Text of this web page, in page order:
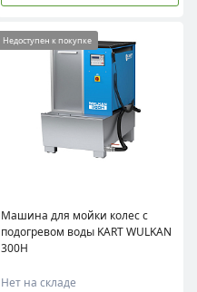
Недоступен к покупке
Машина для мойки колес с
подогревом воды KART WULKAN
300H
Нет на складе